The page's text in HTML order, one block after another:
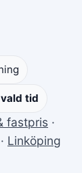
tid
fastpris ·
· Linköping